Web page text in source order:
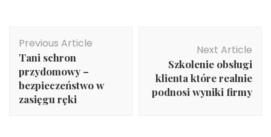
Navigation
Previous Article
Tani schron
przydomowy –
bezpieczeństwo w
zasięgu ręki
Next Article
Szkolenie obsługi
klienta które realnie
podnosi wyniki firmy